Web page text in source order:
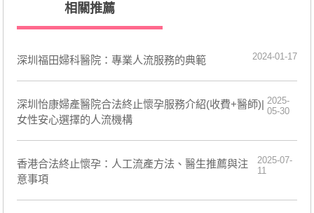
相關推薦
深圳福田婦科醫院：專業人流服務的典範 2024-01-17
深圳怡康婦產醫院合法終止懷孕服務介紹(收費+醫師)|
女性安心選擇的人流機構
2025-
05-30
香港合法終止懷孕：人工流產方法、醫生推薦與注
意事項
2025-07-
11